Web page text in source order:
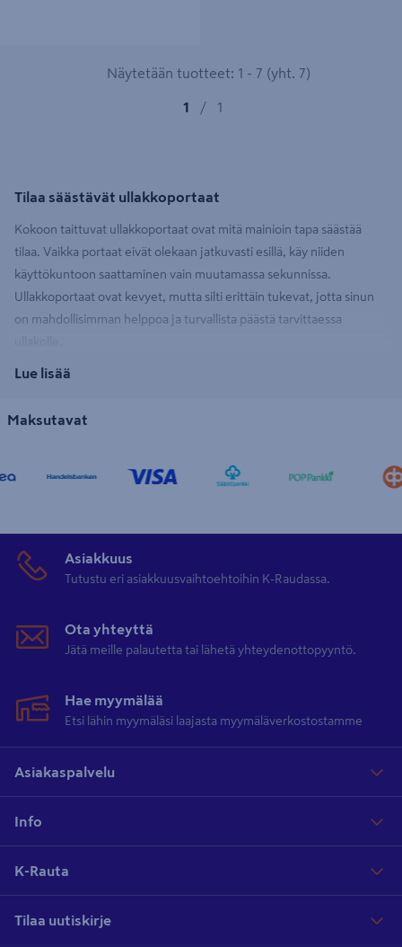
Näytetään tuotteet: 1 - 7 (yht. 7)
1 / 1
Tilaa säästävät ullakkoportaat
Kokoon taittuvat ullakkoportaat ovat mitä mainioin tapa säästää
tilaa. Vaikka portaat eivät olekaan jatkuvasti esillä, käy niiden
käyttökuntoon saattaminen vain muutamassa sekunnissa.
Ullakkoportaat ovat kevyet, mutta silti erittäin tukevat, jotta sinun
on mahdollisimman helppoa ja turvallista päästä tarvittaessa
työskentely tai harrastustilaa, jossa voit rauhoittua omien projektiesi
ullakolle säilytykseen.
Ullakkoportaat helposti K-Raudasta
K-Raudan laajasta ullakkoporras valikoimasta löydät monia eri
kahdella eri aukko koolla, sekä eri vahvuisilla eristepaksuuksilla.
Valikoimistamme löydät myös EI45-paloluokitellut ullakkoportaat
Tilaa sopivat ullakkoportaat jo tänään K-Raudasta!
remontointiprojektisi sujuvaan toteuttamiseen. Oletpa
Lue lisää
Maksutavat
Asiakkuus
Tutustu eri asiakkuusvaihtoehtoihin K-Raudassa.
Ota yhteyttä
Jätä meille palautetta tai lähetä yhteydenottopyyntö.
Hae myymälää
Etsi lähin myymäläsi laajasta myymäläverkostostamme
Asiakaspalvelu
Info
K-Rauta
Tilaa uutiskirje